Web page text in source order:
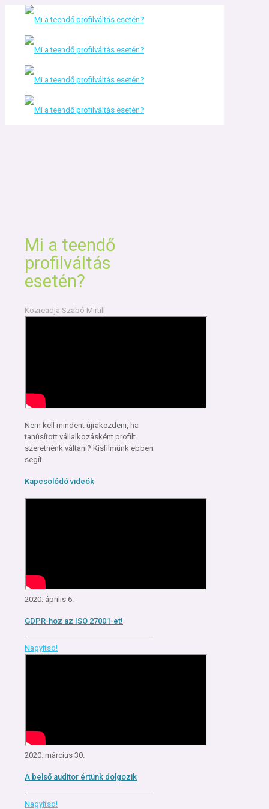
Mi a teendő
profilváltás
esetén?
Közreadja Szabó Mirtill
Nem kell mindent újrakezdeni, ha
tanúsított vállalkozásként profilt
szeretnénk váltani? Kisfilmünk ebben
segít.
Kapcsolódó videók
2020. április 6.
GDPR-hoz az ISO 27001-et!
Nagyítsd!
2020. március 30.
A belső auditor értünk dolgozik
Nagyítsd!